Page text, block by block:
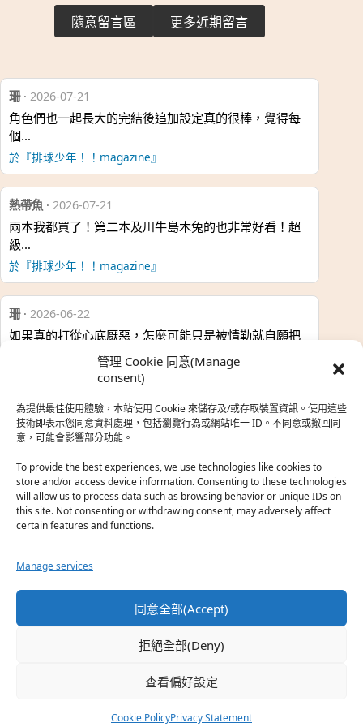
管理 Cookie 同意(Manage
consent)
為提供最佳使用體驗，本站使用 Cookie 來儲存及/或存取裝置資訊。使用這些
技術即表示您同意資料處理，包括瀏覽行為或網站唯一 ID。不同意或撤回同
意，可能會影響部分功能。
To provide the best experiences, we use technologies like cookies to
store and/or access device information. Consenting to these technologies
will allow us to process data such as browsing behavior or unique IDs on
this site. Not consenting or withdrawing consent, may adversely affect
certain features and functions.
Manage services
同意全部(Accept)
拒絕全部(Deny)
查看偏好設定
Cookie PolicyPrivacy Statement
隨意留言區 更多近期留言
珊· 2026-07-21
角色們也一起長大的完結後追加設定真的很棒，覺得每
個…
於『排球少年！！magazine』
熱帶魚 · 2026-07-21
兩本我都買了！第二本及川牛島木兔的也非常好看！超
級…
於『排球少年！！magazine』
珊· 2026-06-22
如果真的打從心底厭惡，怎麼可能只是被情勒就自願把
熱帶魚·2026-06-22
之前看到網路上有人說灰二自私情勒大家陪他圓夢，但
真…
於『強風吹拂』
珊·2026-06-18
第…
於『白領羽球部』